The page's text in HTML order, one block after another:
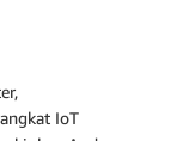
IoT